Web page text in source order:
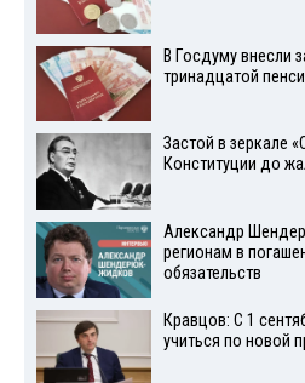
В Госдуму внесли
тринадцатой
Застой в зеркале
Конституции до
Александр
регионам в
обязательств
Кравцов: С 1
учиться по новой